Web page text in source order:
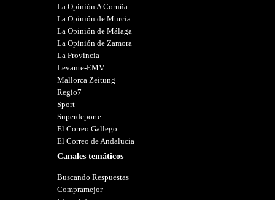
La Opinión A Coruña
La Opinión de Murcia
La Opinión de Málaga
La Opinión de Zamora
La Provincia
Levante-EMV
Mallorca Zeitung
Regio7
Sport
Superdeporte
El Correo Gallego
El Correo de Andalucia
Canales temáticos
Buscando Respuestas
Compramejor